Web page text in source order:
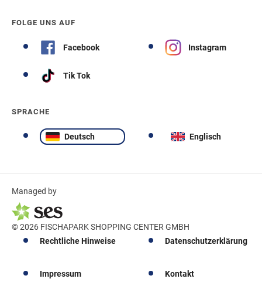
FOLGE UNS AUF
Facebook Instagram
Tik Tok
SPRACHE
Deutsch Englisch
Managed by
© 2026 FISCHAPARK SHOPPING CENTER GMBH
Rechtliche Hinweise
Datenschutzerklärung
Impressum Kontakt